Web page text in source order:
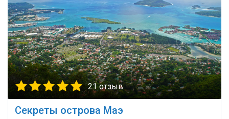
21 отзыв
Секреты острова Маэ